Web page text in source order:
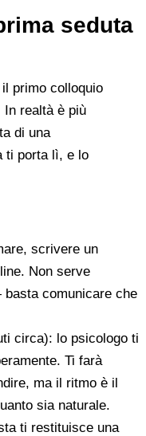
seduta
primo colloquio
In realtà è più
di una
ti porta lì, e lo
scrivere un
Non serve
comunicare che
circa): lo psicologo ti
Ti farà
ma il ritmo è il
sia naturale.
ti restituisce una